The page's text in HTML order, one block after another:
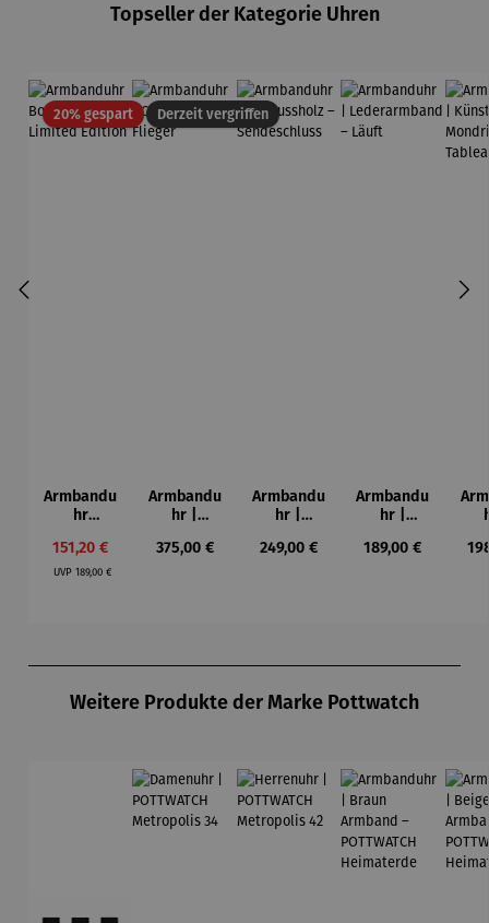
Topseller der Kategorie Uhren
20% gespartRabatt
Armbandu
hr
Limited
Edition
Verkaufspreis:
151,20 €
UVPRegulärer Preis:
189,00 €
Derzeit vergriffen
Armbandu
hr |
ph –
Regulärer Preis:
375,00 €
Armbandu
hr |
olz –
Regulärer Preis:
249,00 €
Armbandu
hr |
band –
Regulärer Preis:
189,00 €
Weitere Produkte der Marke Pottwatch